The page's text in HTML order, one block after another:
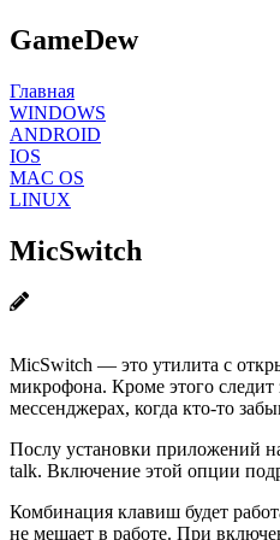
GameDew
Главная
WINDOWS
ANDROID
IOS
MAC OS
LINUX
MicSwitch
MicSwitch — это утилита с
микрофона. Кроме этого
мессенджерах, когда кто-то
Послу установки приложений
talk. Включение этой опции
Комбинация клавиш будет
не мешает в работе. При